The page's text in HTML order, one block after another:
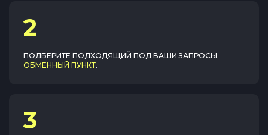
2
ПОДБЕРИТЕ ПОДХОДЯЩИЙ ПОД ВАШИ ЗАПРОСЫ
ОБМЕННЫЙ ПУНКТ.
3